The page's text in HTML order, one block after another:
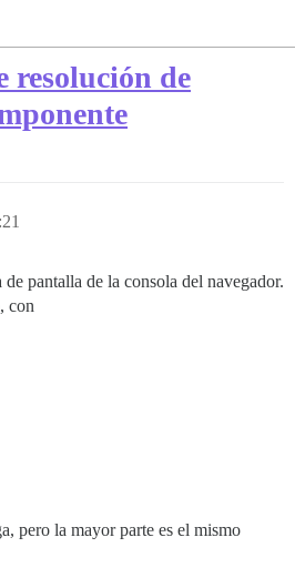
resolución de
pantalla de la consola del navegador.
con
pero la mayor parte es el mismo